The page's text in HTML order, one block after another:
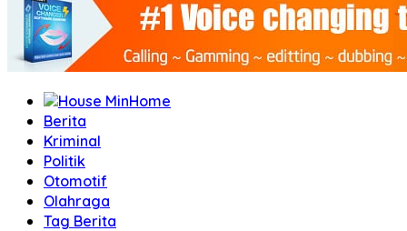
Home
Berita
Kriminal
Politik
Otomotif
Olahraga
Tag Berita